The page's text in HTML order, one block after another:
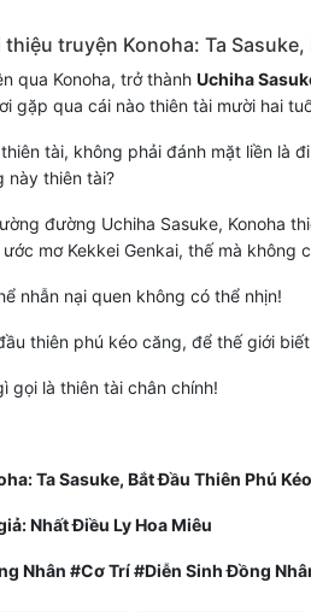
thiệu truyện Konoha: Ta
qua Konoha, trở thành Uchiha
gặp qua cái nào thiên tài mười hai
tài, không phải đánh mặt liền là
này thiên tài?
đường Uchiha Sasuke, Konoha
mơ Kekkei Genkai, thế mà không
nhẫn nại quen không có thể nhịn!
thiên phú kéo căng, để thế giới
gọi là thiên tài chân chính!
Ta Sasuke, Bắt Đầu Thiên Phú
Nhất Điều Ly Hoa Miêu
Nhân #Cơ Trí #Diễn Sinh Đồng